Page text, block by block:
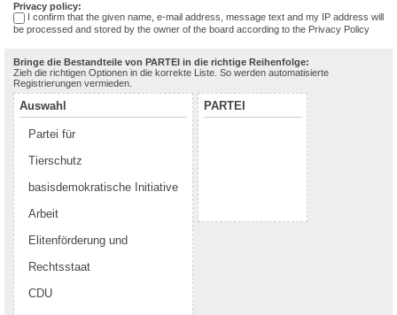
Privacy policy:
I confirm that the given name, e-mail address, message text and my IP address will
be processed and stored by the owner of the board according to the Privacy Policy
Bringe die Bestandteile von PARTEI in die richtige Reihenfolge:
Zieh die richtigen Optionen in die korrekte Liste. So werden automatisierte
Registrierungen vermieden.
Auswahl
Partei für
Tierschutz
basisdemokratische Initiative
Arbeit
Elitenförderung und
Rechtsstaat
CDU
PARTEI